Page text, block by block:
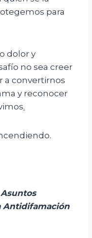
para
dolor y
no sea creer
a convertirnos
y reconocer
.
Antidifamación